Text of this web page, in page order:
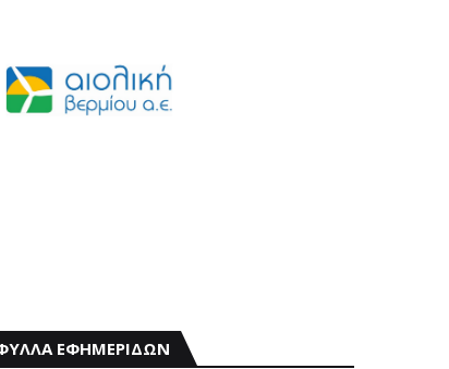
ΕΦΗΜΕΡΙΔΩΝ